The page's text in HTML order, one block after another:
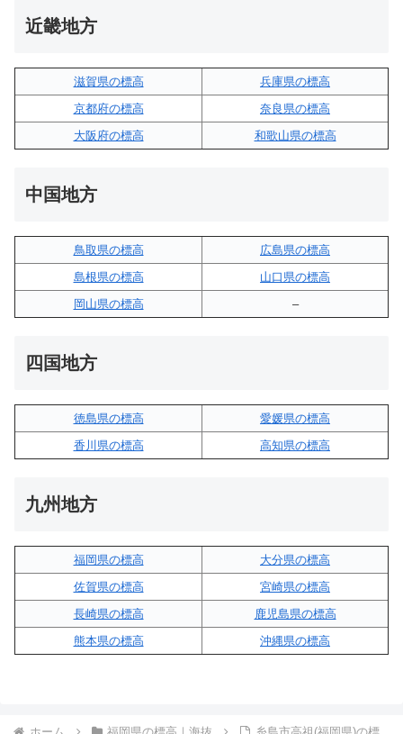
近畿地方
滋賀県の標高
兵庫県の標高
京都府の標高
奈良県の標高
大阪府の標高
和歌山県の標高
中国地方
鳥取県の標高
広島県の標高
島根県の標高
山口県の標高
岡山県の標高
–
四国地方
徳島県の標高
愛媛県の標高
香川県の標高
高知県の標高
九州地方
福岡県の標高
大分県の標高
佐賀県の標高
宮崎県の標高
長崎県の標高
鹿児島県の標高
熊本県の標高
沖縄県の標高